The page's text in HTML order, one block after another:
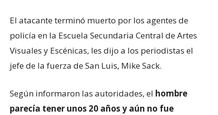
El atacante terminó muerto por los agentes de
policía en la Escuela Secundaria Central de Artes
Visuales y Escénicas, les dijo a los periodistas el
jefe de la fuerza de San Luis, Mike Sack.
Según informaron las autoridades, el hombre
parecía tener unos 20 años y aún no fue